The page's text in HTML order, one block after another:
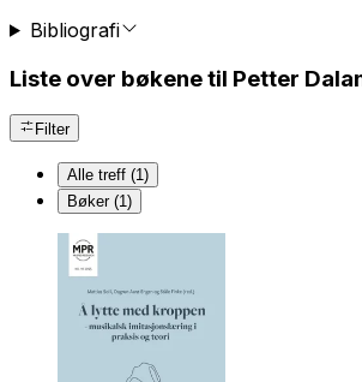
Bibliografi
Liste over bøkene til Petter
Filter
Alle treff (1)
Bøker (1)